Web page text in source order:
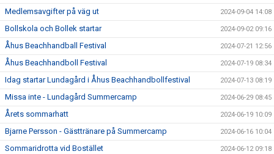
Medlemsavgifter på väg ut 2024-09-04 14:08
Bollskola och Bollek startar 2024-09-02 09:16
Åhus Beachhandball Festival 2024-07-21 12:56
Åhus Beachhandboll Festival 2024-07-19 08:34
Idag startar Lundagård i Åhus Beachhandbollfestival 2024-07-13 08:19
Missa inte - Lundagård Summercamp 2024-06-29 08:45
Årets sommarhatt 2024-06-19 10:09
Bjarne Persson - Gästtränare på Summercamp 2024-06-16 10:04
Sommaridrotta vid Bostället 2024-06-12 09:18